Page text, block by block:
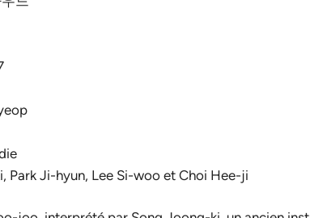
Park Ji-hyun, Lee Si-woo et Choi Hee-ji